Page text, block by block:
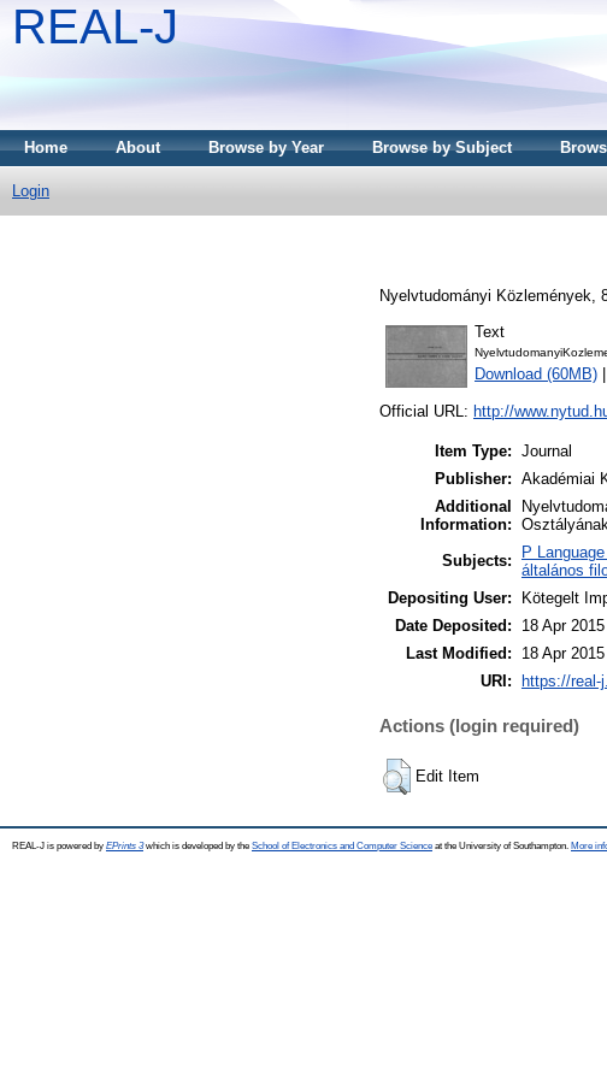
REAL-J
Home About Browse by Year Browse by Subject
Login
Nyelvtudományi Közlemények,
Text
Download (60MB)
Official URL: http://
Item Type: Journal
Publisher: Akadémiai
Additional
Information:
Subjects:
P
általános
Depositing User:
Kötegelt
Date Deposited:
18 Apr
Last Modified:
18 Apr
URI:
https://real-
Actions (login required)
Edit Item
REAL-J is powered by EPrints 3which is developed by the School of Electronics and Computer Science at the University of Southampton. More